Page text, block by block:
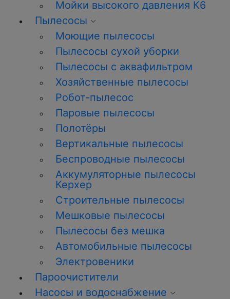
Мойки высокого давления К6
Пылесосы
Моющие пылесосы
Пылесосы сухой уборки
Пылесосы с аквафильтром
Хозяйственные пылесосы
Робот-пылесос
Паровые пылесосы
Полотёры
Вертикальные пылесосы
Беспроводные пылесосы
Аккумуляторные пылесосы
Керхер
Строительные пылесосы
Мешковые пылесосы
Пылесосы без мешка
Автомобильные пылесосы
Электровеники
Пароочистители
Насосы и водоснабжение